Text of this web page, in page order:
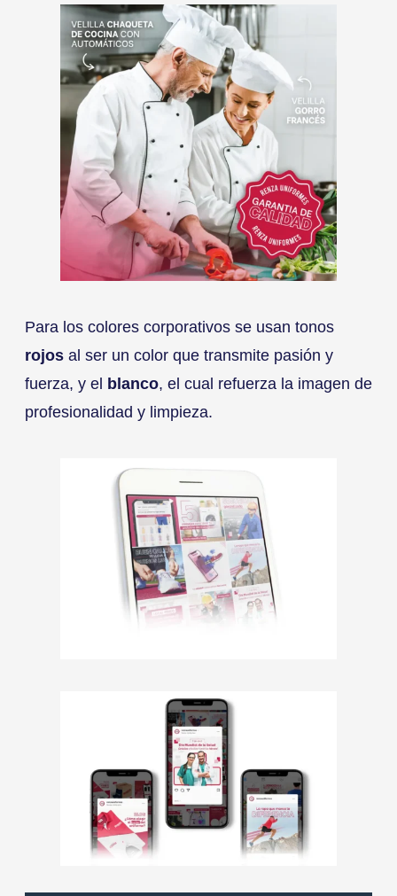
Para los colores corporativos se usan tonos
rojos al ser un color que transmite pasión y
fuerza, y el blanco, el cual refuerza la imagen de
profesionalidad y limpieza.